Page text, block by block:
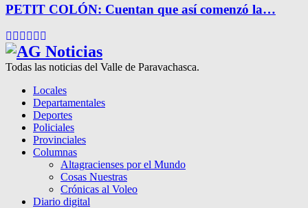
PETIT COLÓN: Cuentan que así comenzó la…
Facebook
Twitter
Instagram
Pinterest
Google
Todas las noticias del Valle de Paravachasca.
Locales
Departamentales
Deportes
Policiales
Provinciales
Columnas
Altagracienses por el Mundo
Cosas Nuestras
Crónicas al Voleo
Diario digital